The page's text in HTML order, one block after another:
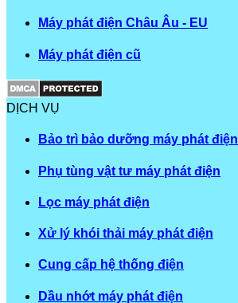
Máy phát điện Châu Âu - EU
Máy phát điện cũ
DỊCH VỤ
Bảo trì bảo dưỡng máy phát điện
Phụ tùng vật tư máy phát điện
Lọc máy phát điện
Xử lý khói thải máy phát điện
Cung cấp hệ thống điện
Dầu nhớt máy phát điện